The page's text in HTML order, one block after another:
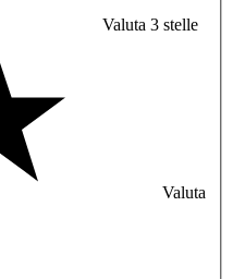
Valuta 3 stelle
Valuta